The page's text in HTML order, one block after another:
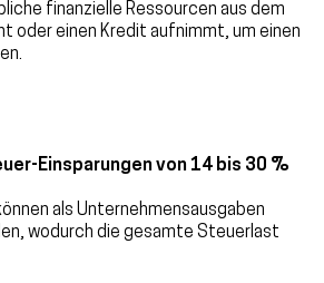
finanzielle Ressourcen aus dem
oder einen Kredit aufnimmt, um einen
Einsparungen von 14 bis 30 %
als Unternehmensausgaben
wodurch die gesamte Steuerlast